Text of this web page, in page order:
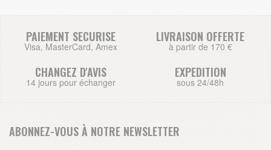
PAIEMENT SECURISE
Visa, MasterCard, Amex
LIVRAISON OFFERTE
à partir de 170 €
CHANGEZ D'AVIS
14 jours pour échanger
EXPEDITION
sous 24/48h
ABONNEZ-VOUS À NOTRE NEWSLETTER